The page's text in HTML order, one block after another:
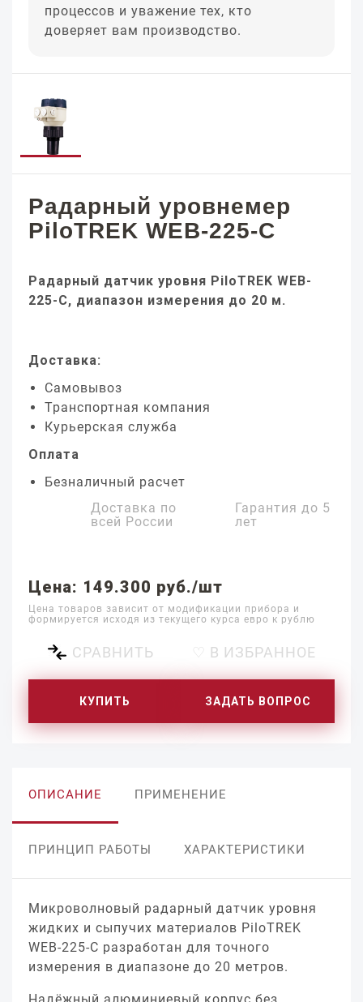
процессов и уважение тех, кто
доверяет вам производство.
Радарный уровнемер
PiloTREK WEB-225-C
Радарный датчик уровня PiloTREK WEB-
225-C, диапазон измерения до 20 м.
Доставка:
Самовывоз
Транспортная компания
Курьерская служба
Оплата
Безналичный расчет
Доставка по
всей России
Гарантия до 5
лет
Цена: 149.300 руб./шт
Цена товаров зависит от модификации прибора и
формируется исходя из текущего курса евро к рублю
СРАВНИТЬ ♡ В ИЗБРАННОЕ
КУПИТЬ ЗАДАТЬ ВОПРОС
ОПИСАНИЕ ПРИМЕНЕНИЕ
ПРИНЦИП РАБОТЫ ХАРАКТЕРИСТИКИ
Микроволновый радарный датчик уровня
жидких и сыпучих материалов PiloTREK
WEB-225-C разработан для точного
измерения в диапазоне до 20 метров.